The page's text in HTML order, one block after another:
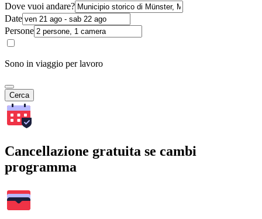
Dove vuoi andare?
Date
Persone
Sono in viaggio per lavoro
Cerca
Cancellazione gratuita se cambi
programma